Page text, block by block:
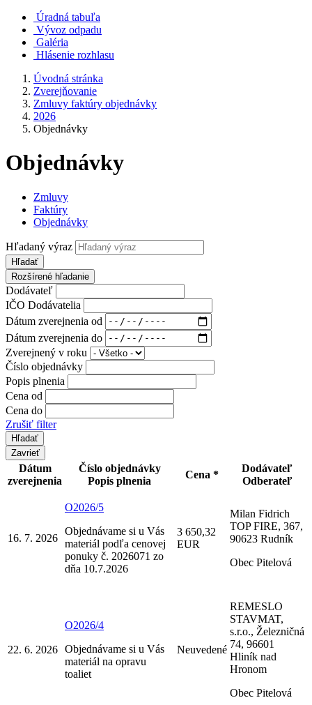
Úradná tabuľa
Vývoz odpadu
Galéria
Hlásenie rozhlasu
Úvodná stránka
Zverejňovanie
Zmluvy faktúry objednávky
2026
Objednávky
Objednávky
Zmluvy
Faktúry
Objednávky
Hľadaný výraz
Hľadať
Rozšírené hľadanie
Dodávateľ
IČO Dodávatelia
Dátum zverejnenia od
Dátum zverejnenia do
Zverejnený v roku
Číslo objednávky
Popis plnenia
Cena od
Cena do
Zrušiť filter
Zavrieť
Dátum
zverejnenia
Číslo objednávky
Popis plnenia
Cena *
Dodávateľ
Odberateľ
16. 7. 2026
O2026/5
Objednávame si u Vás
materiál podľa cenovej
ponuky č. 2026071 zo
dňa 10.7.2026
3 650,32
EUR
Milan Fidrich
TOP FIRE, 367,
90623 Rudník
Obec Pitelová
22. 6. 2026
O2026/4
Objednávame si u Vás
materiál na opravu
toaliet
Neuvedené
REMESLO
STAVMAT,
s.r.o., Železničná
74, 96601
Hliník nad
Hronom
Obec Pitelová